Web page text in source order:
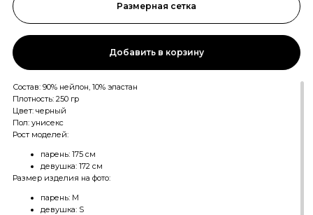
Размерная сетка
Состав: 90% нейлон, 10% эластан
Плотность: 250 гр
Цвет: черный
Пол: унисекс
Рост моделей:
парень: 175 см
девушка: 172 см
Размер изделия на фото:
парень: M
девушка: S
Добавить в корзину